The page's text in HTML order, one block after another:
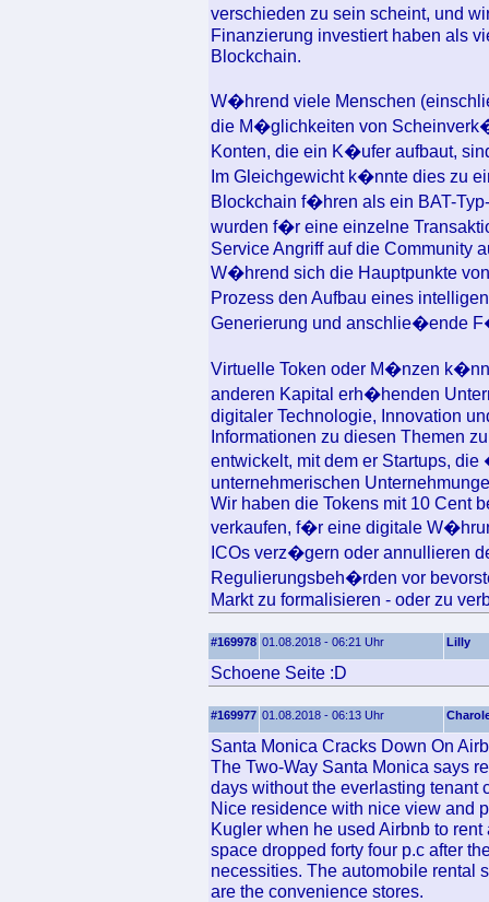
verschieden zu sein scheint, und
Finanzierung investiert haben als
Blockchain.
W�hrend viele Menschen
die M�glichkeiten von
Konten, die ein K�ufer aufbaut,
Im Gleichgewicht k�nnte dies zu
Blockchain f�hren als ein BAT-
wurden f�r eine einzelne
Service Angriff auf die Community
W�hrend sich die Hauptpunkte
Prozess den Aufbau eines
Generierung und anschlie�ende
Virtuelle Token oder M�nzen
anderen Kapital erh�henden
digitaler Technologie, Innovation
Informationen zu diesen Themen
entwickelt, mit dem er Startups,
unternehmerischen
Wir haben die Tokens mit 10 Cent
verkaufen, f�r eine digitale
ICOs verz�gern oder annullieren
Regulierungsbeh�rden vor
Markt zu formalisieren - oder zu
#169978 01.08.2018 - 06:21 Uhr Lilly
Schoene Seite :D
#169977 01.08.2018 - 06:13 Uhr
Santa Monica Cracks Down On
The Two-Way Santa Monica says
days without the everlasting tenant
Nice residence with nice view and
Kugler when he used Airbnb to
space dropped forty four p.c after
necessities. The automobile rental
are the convenience stores.